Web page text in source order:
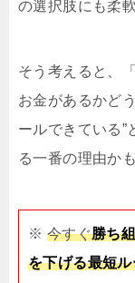
の選択肢にも柔
そう考えると、
お金があるかど
ールできている”
る一番の理由か
※ 今すぐ勝ち
を下げる最短